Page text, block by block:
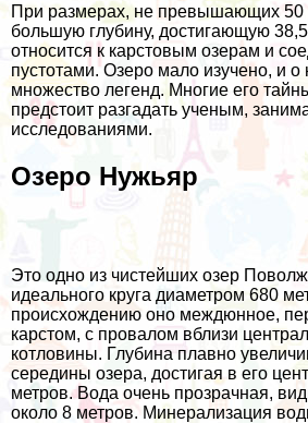
При размерах, не превышающих 50
большую глубину, достигающую
относится к карстовым озерам и
пустотами. Озеро мало изучено, и
множество легенд. Многие его
предстоит разгадать ученым,
исследованиями.
Озеро Нужьяр
Это одно из чистейших озер
идеального круга диаметром 680
происхождению оно междюнное,
карстом, с провалом вблизи
котловины. Глубина плавно
середины озера, достигая в его
метров. Вода очень прозрачная,
около 8 метров. Минерализация